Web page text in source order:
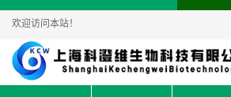
欢迎访问本站！